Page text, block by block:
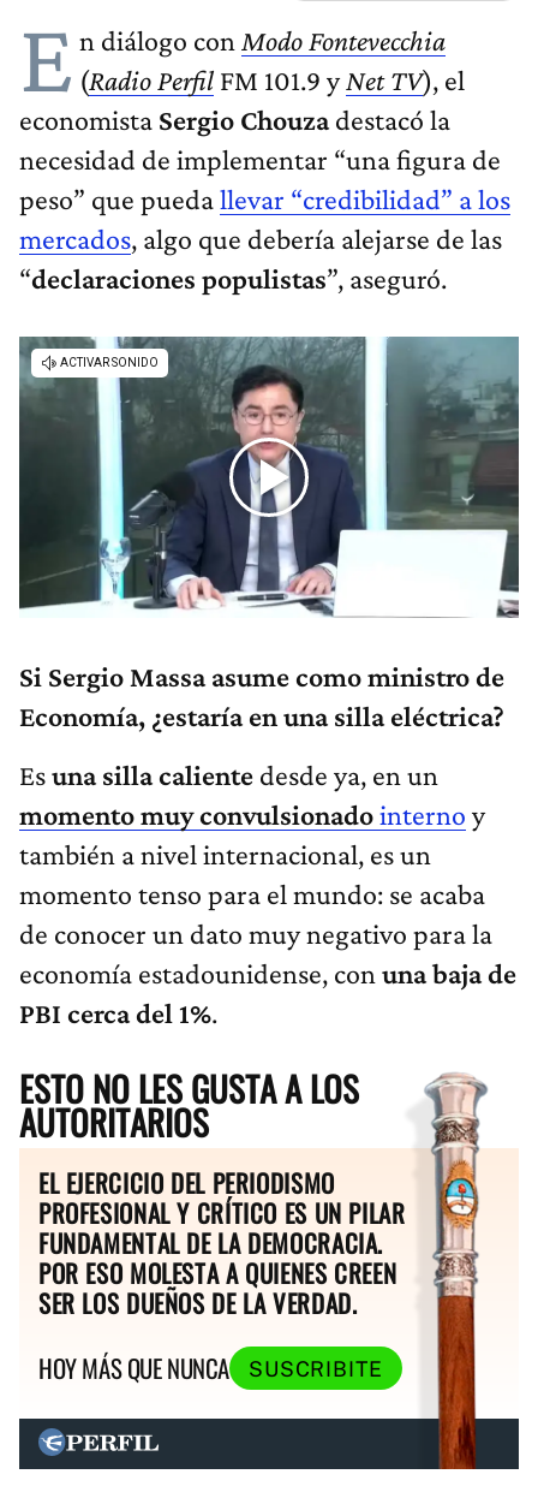
E n diálogo con Modo Fontevecchia
(Radio Perfil FM 101.9 yNet TV), el
economista Sergio Chouzadestacó la
necesidad de implementar “una figura de
peso” que puedallevar “credibilidad” a los
mercados, algo que debería alejarse de las
“declaraciones populistas”, aseguró.
Si Sergio Massa asume como ministro de
Economía, ¿estaría en una silla eléctrica?
Esuna silla caliente desde ya, en un
momento muy convulsionadointerno y
también a nivel internacional, es un
momento tenso para el mundo: se acaba
de conocer un dato muy negativo para la
economía estadounidense, con una baja de
PBI cerca del 1%.
ESTO NO LES GUSTA A LOS
AUTORITARIOS
EL EJERCICIO DEL PERIODISMO
PROFESIONAL Y CRÍTICO ES UN PILAR
FUNDAMENTAL DE LA DEMOCRACIA.
POR ESO MOLESTA A QUIENES CREEN
SER LOS DUEÑOS DE LA VERDAD.
HOY MÁS QUE NUNCA
SUSCRIBITE